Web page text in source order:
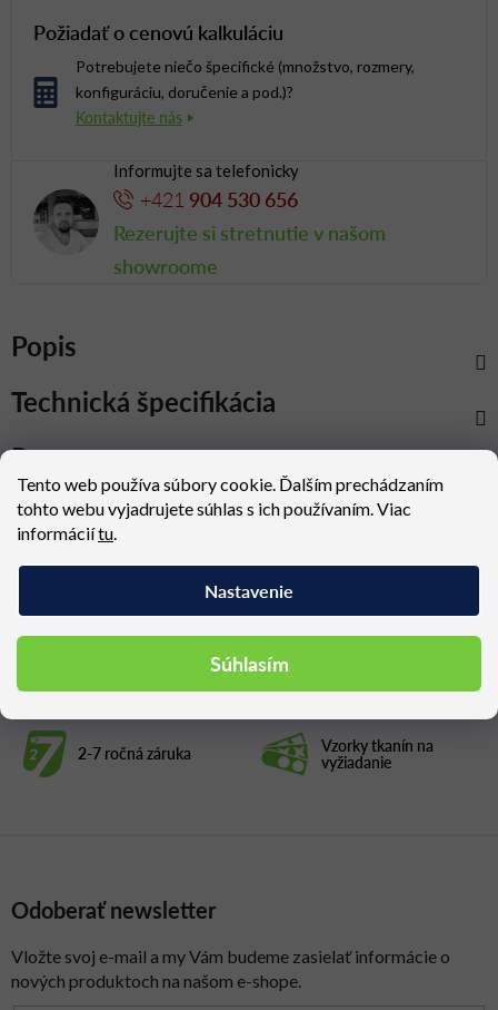
Tento web používa súbory cookie. Ďalším prechádzaním
tohto webu vyjadrujete súhlas s ich používaním. Viac
informáciítu
Nastavenie
Súhlasím
Požiadať o cenovú kalkuláciu
Potrebujete niečo špecifické (množstvo, rozmery,
konfiguráciu, doručenie a pod.)?
Informujte sa telefonicky
+421 904 530 656
Rezerujte si stretnutie v našom
showroome
produkty zadarmo
2-7 ročná záruka Vzorky tkanín na
vyžiadanie
Popis
Na stiahnutie
Celá kolekcia
Rozmery
Technická špecifikácia
Odoberať newsletter
Vložte svoj e-mail a my Vám budeme zasielať informácie o
nových produktoch na našom e-shope.